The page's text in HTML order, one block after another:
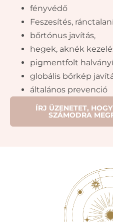
fényvédő
Feszesítés,
bőrtónus javítás,
hegek, aknék
pigmentfolt
globális bőrkép
általános prevenció
ÍRJ ÜZENETET,
SZÁMODRA